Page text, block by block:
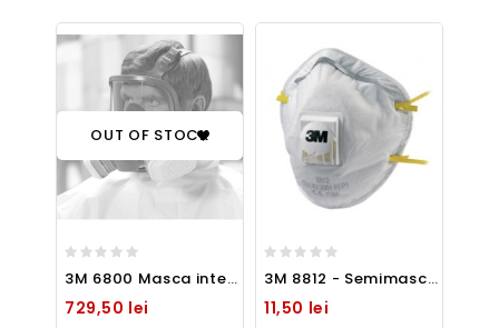
OUT OF STOCK
3M 6800 Masca integrala elastomerica - marime M
729,50 lei
3M 8812 - Semimasca de uz general protectie FFP1
11,50 lei